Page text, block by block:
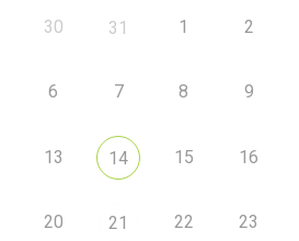
30 31 1 2
6 7 8 9
13 14 15 16
20 21 22 23